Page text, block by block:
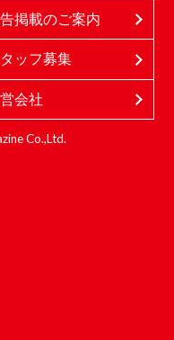
掲載のご案内
ッフ募集
会社
Co.,Ltd.